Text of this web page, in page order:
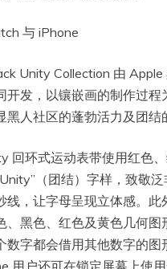
与 iPhone
Unity Collection 由 Apple
开发，以镶嵌画的制作过程
黑人社区的蓬勃活力及团结
回环式运动表带使用红色
（团结）字样，致敬
线，让字母呈现立体感。
、黑色、红色及黄色几何图
数字都会借用其他数字的图
用户还可在锁定屏幕上使